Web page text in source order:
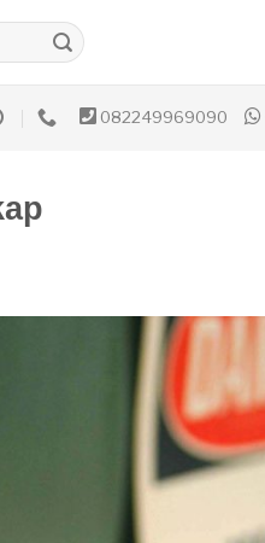
082249969090